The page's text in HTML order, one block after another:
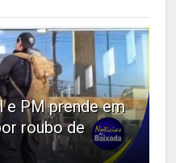
e PM prende em
roubo de